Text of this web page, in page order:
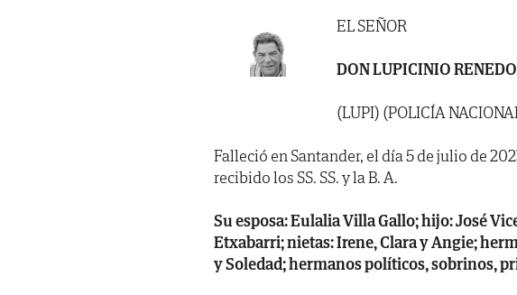
EL SEÑOR
DON LUPICINIO
(LUPI) (POLICÍA
Falleció en Santander, el día 5 de julio de
recibido los SS. SS. y la B. A.
Su esposa: Eulalia Villa Gallo; hijo: José
Etxabarri; nietas: Irene, Clara y Angie;
y Soledad; hermanos políticos, sobrinos,